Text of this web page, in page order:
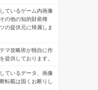
ているゲーム内画像
の他の知的財産権
の提供元に帰属しま
マ攻略班が独自に作
提供しております。
ているデータ、画像
転載は固くお断りし